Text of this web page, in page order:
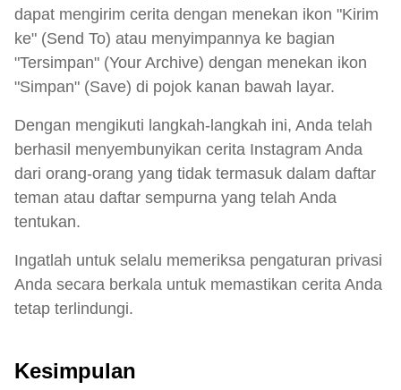
dapat mengirim cerita dengan menekan ikon "Kirim
ke" (Send To) atau menyimpannya ke bagian
"Tersimpan" (Your Archive) dengan menekan ikon
"Simpan" (Save) di pojok kanan bawah layar.
Dengan mengikuti langkah-langkah ini, Anda telah
berhasil menyembunyikan cerita Instagram Anda
dari orang-orang yang tidak termasuk dalam daftar
teman atau daftar sempurna yang telah Anda
tentukan.
Ingatlah untuk selalu memeriksa pengaturan privasi
Anda secara berkala untuk memastikan cerita Anda
tetap terlindungi.
Kesimpulan